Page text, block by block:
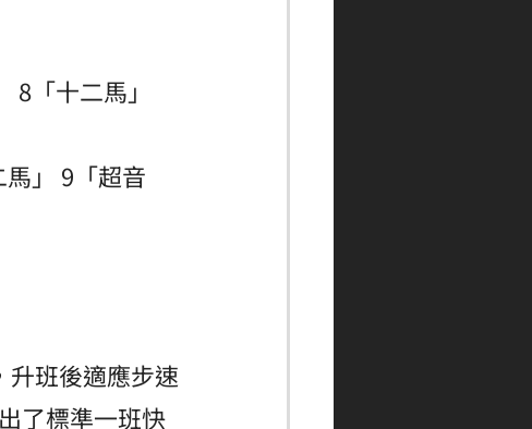
「十二馬」
」 9「超音
升班後適應步速
了標準一班快